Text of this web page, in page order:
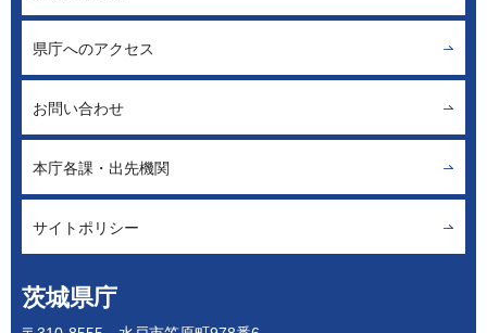
茨城県庁
県庁へのアクセス
お問い合わせ
本庁各課・出先機関
サイトポリシー